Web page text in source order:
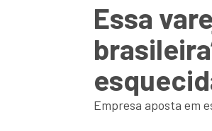
Essa
Empresa aposta em